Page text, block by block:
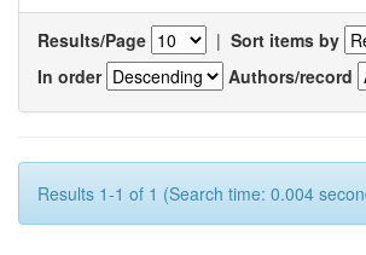
Results/Page | Sort items by
In order
Authors/record
Results 1-1 of 1 (Search time: 0.004